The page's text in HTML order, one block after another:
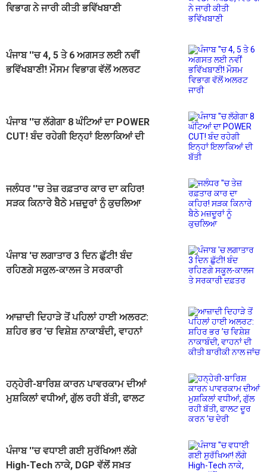
ਵਿਭਾਗ ਨੇ ਜਾਰੀ ਕੀਤੀ ਭਵਿੱਖਬਾਣੀ
ਪੰਜਾਬ ''ਚ 4, 5 ਤੇ 6 ਅਗਸਤ ਲਈ ਨਵੀਂ
ਭਵਿੱਖਬਾਣੀ! ਮੌਸਮ ਵਿਭਾਗ ਵੱਲੋਂ ਅਲਰਟ
ਪੰਜਾਬ ''ਚ ਲੱਗੇਗਾ 8 ਘੰਟਿਆਂ ਦਾ POWER
CUT! ਬੰਦ ਰਹੇਗੀ ਇਨ੍ਹਾਂ ਇਲਾਕਿਆਂ ਦੀ
ਜਲੰਧਰ ''ਚ ਤੇਜ਼ ਰਫ਼ਤਾਰ ਕਾਰ ਦਾ ਕਹਿਰ!
ਸੜਕ ਕਿਨਾਰੇ ਬੈਠੇ ਮਜ਼ਦੂਰਾਂ ਨੂੰ ਕੁਚਲਿਆ
ਪੰਜਾਬ 'ਚ ਲਗਾਤਾਰ 3 ਦਿਨ ਛੁੱਟੀ! ਬੰਦ
ਰਹਿਣਗੇ ਸਕੂਲ-ਕਾਲਜ ਤੇ ਸਰਕਾਰੀ
ਆਜ਼ਾਦੀ ਦਿਹਾੜੇ ਤੋਂ ਪਹਿਲਾਂ ਹਾਈ ਅਲਰਟ:
ਸ਼ਹਿਰ ਭਰ ’ਚ ਵਿਸ਼ੇਸ਼ ਨਾਕਾਬੰਦੀ, ਵਾਹਨਾਂ
ਹਨ੍ਹੇਰੀ-ਬਾਰਿਸ਼ ਕਾਰਨ ਪਾਵਰਕਾਮ ਦੀਆਂ
ਮੁਸ਼ਕਿਲਾਂ ਵਧੀਆਂ, ਗੁੱਲ ਰਹੀ ਬੱਤੀ, ਫਾਲਟ
ਪੰਜਾਬ ''ਚ ਵਧਾਈ ਗਈ ਸੁਰੱਖਿਆ! ਲੱਗੇ
High-Tech ਨਾਕੇ, DGP ਵੱਲੋਂ ਸਖ਼ਤ